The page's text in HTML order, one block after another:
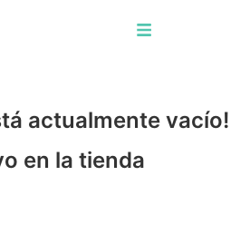
actualmente vacío!
en la tienda